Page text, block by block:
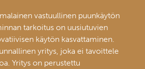
vastuullinen puunkäytön
tarkoitus on uusiutuvien
käytön kasvattaminen.
yritys, joka ei tavoittele
Yritys on perustettu